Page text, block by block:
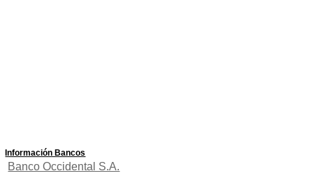
Información Bancos
Banco Occidental S.A.